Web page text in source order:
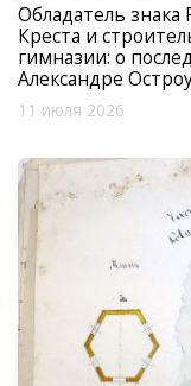
Обладатель знака
Креста и
гимназии: о
Александре
11 июля 2026